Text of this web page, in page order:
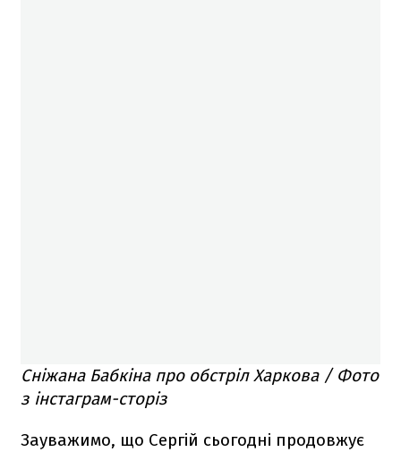
Сніжана Бабкіна про обстріл Харкова / Фото
з інстаграм-сторіз
Зауважимо, що Сергій сьогодні продовжує